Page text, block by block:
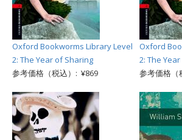
Oxford Bookworms Library Level
2: The Year of Sharing
参考価格（税込）: ¥869
Oxford
2: The
参考価格（